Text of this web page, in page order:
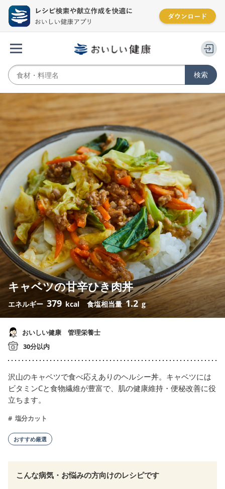
キャベツの甘辛ひき肉丼
エネルギー 379 kcal 食塩相当量1.2 g
おいしい健康 管理栄養士
30分以内
沢山のキャベツで食べ応えありのヘルシー丼。キャベツには
ビタミンCと食物繊維が豊富で、肌の健康維持・便秘改善に役
立ちます。
塩分カット
おすすめ厳選
こんな病気・お悩みの方向けのレシピです